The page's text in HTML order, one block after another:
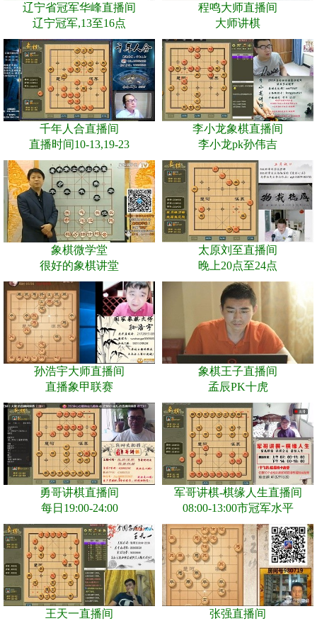
辽宁省冠军华峰直播间
辽宁冠军,13至16点
程鸣大师直播间
大师讲棋
千年人合直播间
直播时间10-13,19-23
李小龙象棋直播间
李小龙pk孙伟吉
象棋微学堂
很好的象棋讲堂
太原刘至直播间
晚上20点至24点
孙浩宇大师直播间
直播象甲联赛
象棋王子直播间
孟辰PK十虎
勇哥讲棋直播间
每日19:00-24:00
军哥讲棋-棋缘人生直播间
08:00-13:00市冠军水平
王天一直播间
张强直播间